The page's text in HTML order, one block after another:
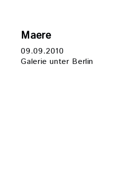
Maere
09.09.2010
Galerie unter Berlin